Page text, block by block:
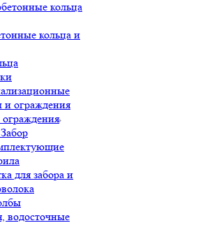
кольца и
для забора и